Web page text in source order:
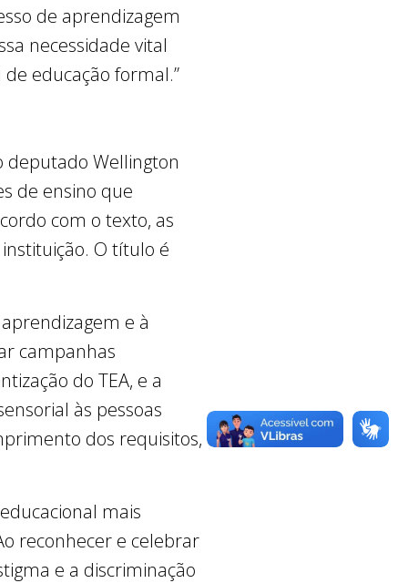
de aprendizagem
necessidade vital
educação formal.”
deputado Wellington
de ensino que
com o texto, as
O título é
e à
campanhas
do TEA, e a
às pessoas
dos requisitos,
mais
reconhecer e celebrar
e a discriminação